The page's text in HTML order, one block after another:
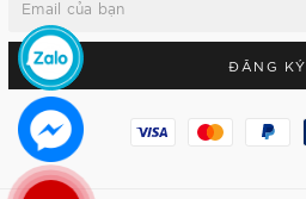
ĐĂNG KÝ